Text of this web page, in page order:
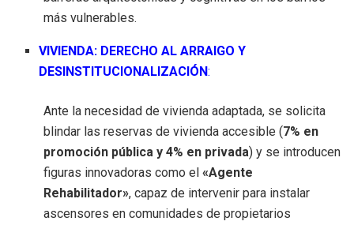
más vulnerables.
VIVIENDA: DERECHO AL ARRAIGO Y
DESINSTITUCIONALIZACIÓN:
Ante la necesidad de vivienda adaptada, se solicita
blindar las reservas de vivienda accesible (7% en
promoción pública y 4% en privada) y se introducen
figuras innovadoras como el «Agente
Rehabilitador», capaz de intervenir para instalar
ascensores en comunidades de propietarios